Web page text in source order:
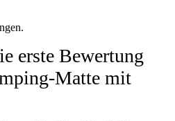
erste Bewertung
Matte mit